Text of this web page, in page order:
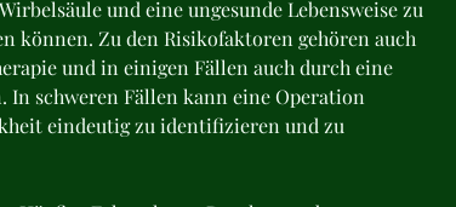
und eine ungesunde Lebensweise zu
können. Zu den Risikofaktoren gehören auch
und in einigen Fällen auch durch eine
schweren Fällen kann eine Operation
eindeutig zu identifizieren und zu